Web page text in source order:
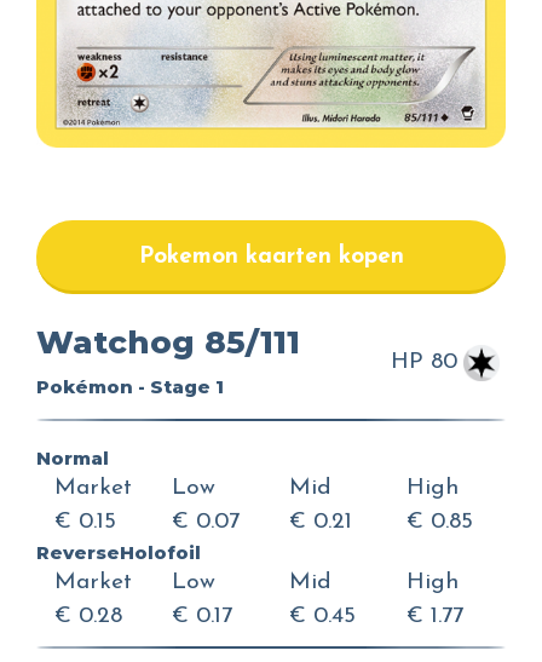
Pokemon kaarten kopen
Watchog 85/111
Pokémon - Stage 1
HP 80
Normal
Market
€ 0.15
Low
€ 0.07
Mid
€ 0.21
High
€ 0.85
ReverseHolofoil
Market
€ 0.28
Low
€ 0.17
Mid
€ 0.45
High
€ 1.77